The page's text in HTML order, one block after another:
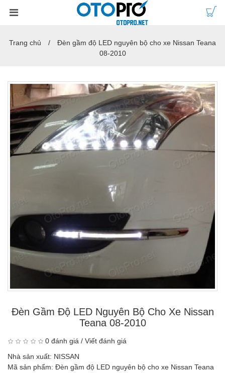
Trang chủ
Đèn gầm độ LED nguyên bộ cho xe Nissan Teana
08-2010
Đèn Gầm Độ LED Nguyên Bộ Cho Xe Nissan
Teana 08-2010
0 đánh giá / Viết đánh giá
Nhà sản xuất: NISSAN
Mã sản phẩm: Đèn gầm độ LED nguyên bộ cho xe Nissan Teana